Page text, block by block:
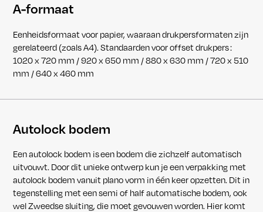
A-formaat
Eenheidsformaat voor papier, waaraan drukpersformaten zijn
gerelateerd (zoals A4). Standaarden voor offset drukpers :
1020 x 720 mm / 920 x 650 mm / 880 x 630 mm / 720 x 510
mm / 640 x 460 mm
Autolock bodem
Een autolock bodem is een bodem die zichzelf automatisch
uitvouwt. Door dit unieke ontwerp kun je een verpakking met
autolock bodem vanuit plano vorm in één keer opzetten. Dit in
tegenstelling met een semi of half automatische bodem, ook
wel Zweedse sluiting, die moet gevouwen worden. Hier komt